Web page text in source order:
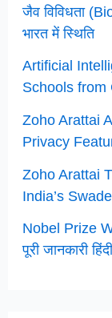
जैव विविधता
भारत में स्थिति
Artificial
Schools from
Zoho Arattai
Privacy
Zoho Arattai
India’s
Nobel Prize
पूरी जानकारी